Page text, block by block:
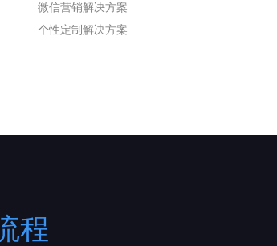
微信营销解决方案
个性定制解决方案
程